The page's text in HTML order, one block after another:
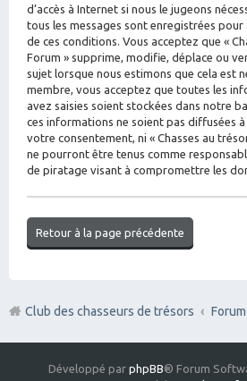
d’accès à Internet si nous le jugeons
tous les messages sont enregistrées
de ces conditions. Vous acceptez que «
Forum » supprime, modifie, déplace ou
sujet lorsque nous estimons que cela est
membre, vous acceptez que toutes les
avez saisies soient stockées dans notre
ces informations ne soient pas diffusées
votre consentement, ni « Chasses au
ne pourront être tenus comme
de piratage visant à compromettre les
Retour à la page précédente
Club des chasseurs de trésors Forum
Développé par phpBB® Forum